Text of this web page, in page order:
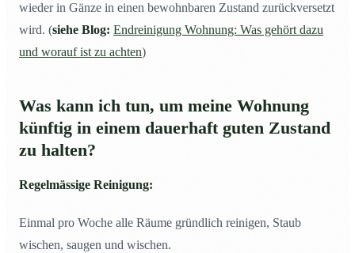
wieder in Gänze in einen bewohnbaren Zustand zurückversetzt
wird. (siehe Blog: Endreinigung Wohnung: Was gehört dazu
und worauf ist zu achten)
Was kann ich tun, um meine Wohnung
künftig in einem dauerhaft guten Zustand
zu halten?
Regelmässige Reinigung:
Einmal pro Woche alle Räume gründlich reinigen, Staub
wischen, saugen und wischen.